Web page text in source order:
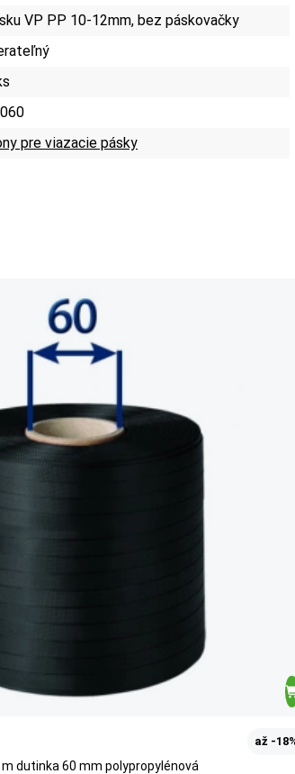
VP PP 10-12mm, bez páskovačky
pre viazacie pásky
až -
dutinka 60 mm polypropylénová